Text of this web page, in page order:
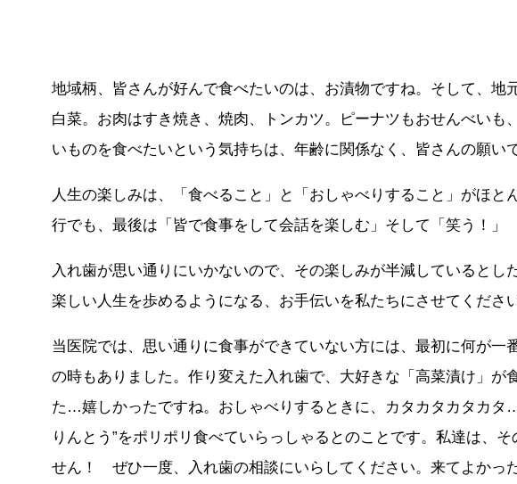
地域柄、皆さんが好んで食べたいのは、お漬物ですね。そして、地
白菜。お肉はすき焼き、焼肉、トンカツ。ピーナツもおせんべいも
いものを食べたいという気持ちは、年齢に関係なく、皆さんの願い
人生の楽しみは、「食べること」と「おしゃべりすること」がほと
行でも、最後は「皆で食事をして会話を楽しむ」そして「笑う！」
入れ歯が思い通りにいかないので、その楽しみが半減しているとし
楽しい人生を歩めるようになる、お手伝いを私たちにさせてください
当医院では、思い通りに食事ができていない方には、最初に何が一
の時もありました。作り変えた入れ歯で、大好きな「高菜漬け」が
た…嬉しかったですね。おしゃべりするときに、カタカタカタカタ
りんとう”をポリポリ食べていらっしゃるとのことです。私達は、
せん！ ぜひ一度、入れ歯の相談にいらしてください。来てよかっ